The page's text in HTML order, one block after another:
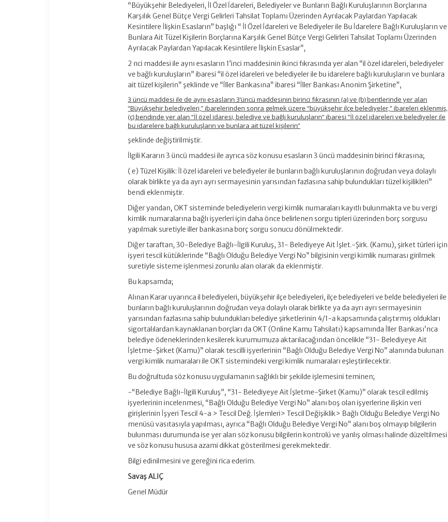
“Büyükşehir Belediyeleri, İl Özel İdareleri, Belediyeler ve Bunların Bağlı Kuruluşlarının Borçlarına
Karşılık Genel Bütçe Vergi Gelirleri Tahsilat Toplamı Üzerinden Ayrılacak Paylardan Yapılacak
Kesintilere İlişkin Esasların” başlığı “ İl Özel İdareleri ve Belediyeler ile Bu İdarelere Bağlı Kuruluşların ve
Bunlara Ait Tüzel Kişilerin Borçlarına Karşılık Genel Bütçe Vergi Gelirleri Tahsilat Toplamı Üzerinden
Ayrılacak Paylardan Yapılacak Kesintilere İlişkin Esaslar”,
2 nci maddesi ile aynı esasların 1’inci maddesinin ikinci fıkrasında yer alan “il özel idareleri, belediyeler
ve bağlı kuruluşların” ibaresi “il özel idareleri ve belediyeler ile bu idarelere bağlı kuruluşların ve bunlara
ait tüzel kişilerin” şeklinde ve “İller Bankasına” ibaresi “İller Bankası Anonim Şirketine”,
3 üncü maddesi ile de aynı esasların 3’üncü maddesinin birinci fıkrasının (a) ve (b) bentlerinde yer alan
“Büyükşehir belediyeleri,” ibarelerinden sonra gelmek üzere “büyükşehir ilçe belediyeler,” ibareleri eklenmiş,
(ç) bendinde yer alan “İl özel idaresi, belediye ve bağlı kuruluşların” ibaresi “İl özel idareleri ve belediyeler ile
bu idarelere bağlı kuruluşların ve bunlara ait tüzel kişilerin”
şeklinde değiştirilmiştir.
İlgili Kararın 3 üncü maddesi ile ayrıca söz konusu esasların 3 üncü maddesinin birinci fıkrasına;
( e) Tüzel Kişilik: İl özel idareleri ve belediyeler ile bunların bağlı kuruluşlarının doğrudan veya dolaylı
olarak birlikte ya da ayrı ayrı sermayesinin yarısından fazlasına sahip bulundukları tüzel kişilikleri”
bendi eklenmiştir.
Diğer yandan, OKT sisteminde belediyelerin vergi kimlik numaraları kayıtlı bulunmakta ve bu vergi
kimlik numaralarına bağlı işyerleri için daha önce belirlenen sorgu tipleri üzerinden borç sorgusu
yapılmak suretiyle iller bankasına borç sorgu sonucu dönülmektedir.
Diğer taraftan, 30-Belediye Bağlı-İlgili Kuruluş, 31- Belediyeye Ait İşlet.-Şirk. (Kamu), şirket türleri için
işyeri tescil kütüklerinde “Bağlı Olduğu Belediye Vergi No” bilgisinin vergi kimlik numarası girilmek
suretiyle sisteme işlenmesi zorunlu alan olarak da eklenmiştir.
Bu kapsamda;
Alınan Karar uyarınca il belediyeleri, büyükşehir ilçe belediyeleri, ilçe belediyeleri ve belde belediyeleri ile
bunların bağlı kuruluşlarının doğrudan veya dolaylı olarak birlikte ya da ayrı ayrı sermayesinin
yarısından fazlasına sahip bulundukları belediye şirketlerinin 4/1-a kapsamında çalıştırmış oldukları
sigortalılardan kaynaklanan borçları da OKT (Online Kamu Tahsilatı) kapsamında İller Bankası’nca
belediye ödeneklerinden kesilerek kurumumuza aktarılacağından öncelikle “31- Belediyeye Ait
İşletme-Şirket (Kamu)” olarak tescilli işyerlerinin “Bağlı Olduğu Belediye Vergi No” alanında bulunan
vergi kimlik numaraları ile OKT sistemindeki vergi kimlik numaraları eşleştirilecektir.
Bu doğrultuda söz konusu uygulamanın sağlıklı bir şekilde işlemesini teminen;
-“Belediye Bağlı-İlgili Kuruluş”, “31- Belediyeye Ait İşletme-Şirket (Kamu)” olarak tescil edilmiş
işyerlerinin incelenmesi, “Bağlı Olduğu Belediye Vergi No” alanı boş olan işyerlerine ilişkin veri
girişlerinin İşyeri Tescil 4-a > Tescil Değ. İşlemleri> Tescil Değişiklik> Bağlı Olduğu Belediye Vergi No
menüsü vasıtasıyla yapılması, ayrıca “Bağlı Olduğu Belediye Vergi No” alanı boş olmayıp bilgilerin
bulunması durumunda ise yer alan söz konusu bilgilerin kontrolü ve yanlış olması halinde düzeltilmesi
ve söz konusu hususa azami dikkat gösterilmesi gerekmektedir.
Bilgi edinilmesini ve gereğini rica ederim.
Savaş ALIÇ
Genel Müdür